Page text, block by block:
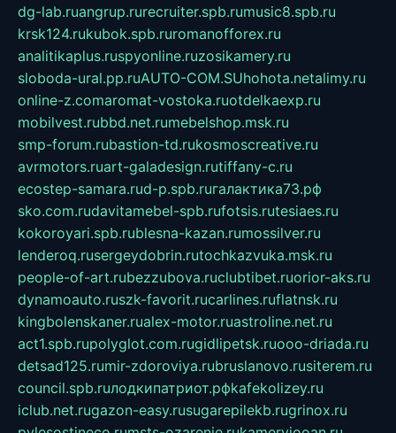
dg-lab.ruangrup.rurecruiter.spb.rumusic8.spb.ru
krsk124.rukubok.spb.ruromanofforex.ru
analitikaplus.ruspyonline.ruzosikamery.ru
sloboda-ural.pp.ruAUTO-COM.SUhohota.netalimy.ru
online-z.comaromat-vostoka.ruotdelkaexp.ru
mobilvest.rubbd.net.rumebelshop.msk.ru
smp-forum.rubastion-td.rukosmoscreative.ru
avrmotors.ruart-galadesign.rutiffany-c.ru
ecostep-samara.rud-p.spb.ruгалактика73.рф
sko.com.rudavitamebel-spb.rufotsis.rutesiaes.ru
kokoroyari.spb.rublesna-kazan.rumossilver.ru
lenderoq.rusergeydobrin.rutochkazvuka.msk.ru
people-of-art.rubezzubova.ruclubtibet.ruorior-aks.ru
dynamoauto.ruszk-favorit.rucarlines.ruflatnsk.ru
kingbolenskaner.rualex-motor.ruastroline.net.ru
act1.spb.rupolyglot.com.rugidlipetsk.ruooo-driada.ru
detsad125.rumir-zdoroviya.rubruslanovo.rusiterem.ru
council.spb.ruлодкипатриот.рфkafekolizey.ru
iclub.net.rugazon-easy.rusugarepilekb.rugrinox.ru